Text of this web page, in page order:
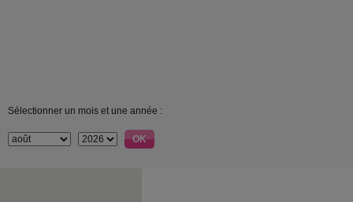
Sélectionner un mois et une année :